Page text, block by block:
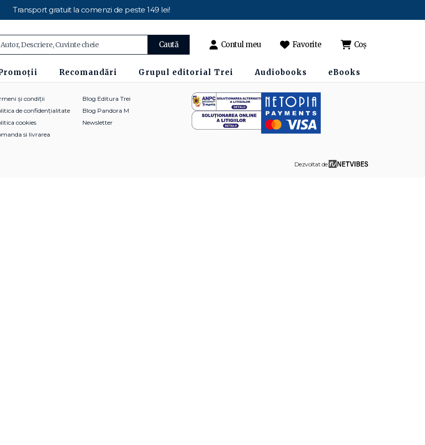
Transport gratuit la comenzi de peste 149 lei!
Caută Contul meu Favorite Coș
Recomandări Grupul editorial Trei Audiobooks eBooks
și condiții
de confidențialitate
cookies
si livrarea
Blog Editura Trei
Blog Pandora M
Newsletter
Dezvoltat de: